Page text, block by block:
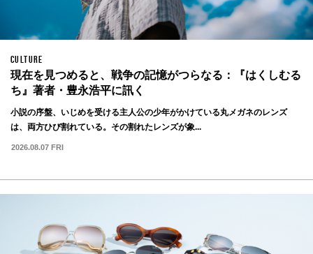
CULTURE
現在を見つめると、戦争の記憶がつらなる：『はくしむる
ち』著者・豊永浩平に訊く
小説の序盤、いじめを受ける主人公の少年がかけている丸メガネのレンズ
は、両方ひび割れている。その割れたレンズが象...
2026.08.07 FRI